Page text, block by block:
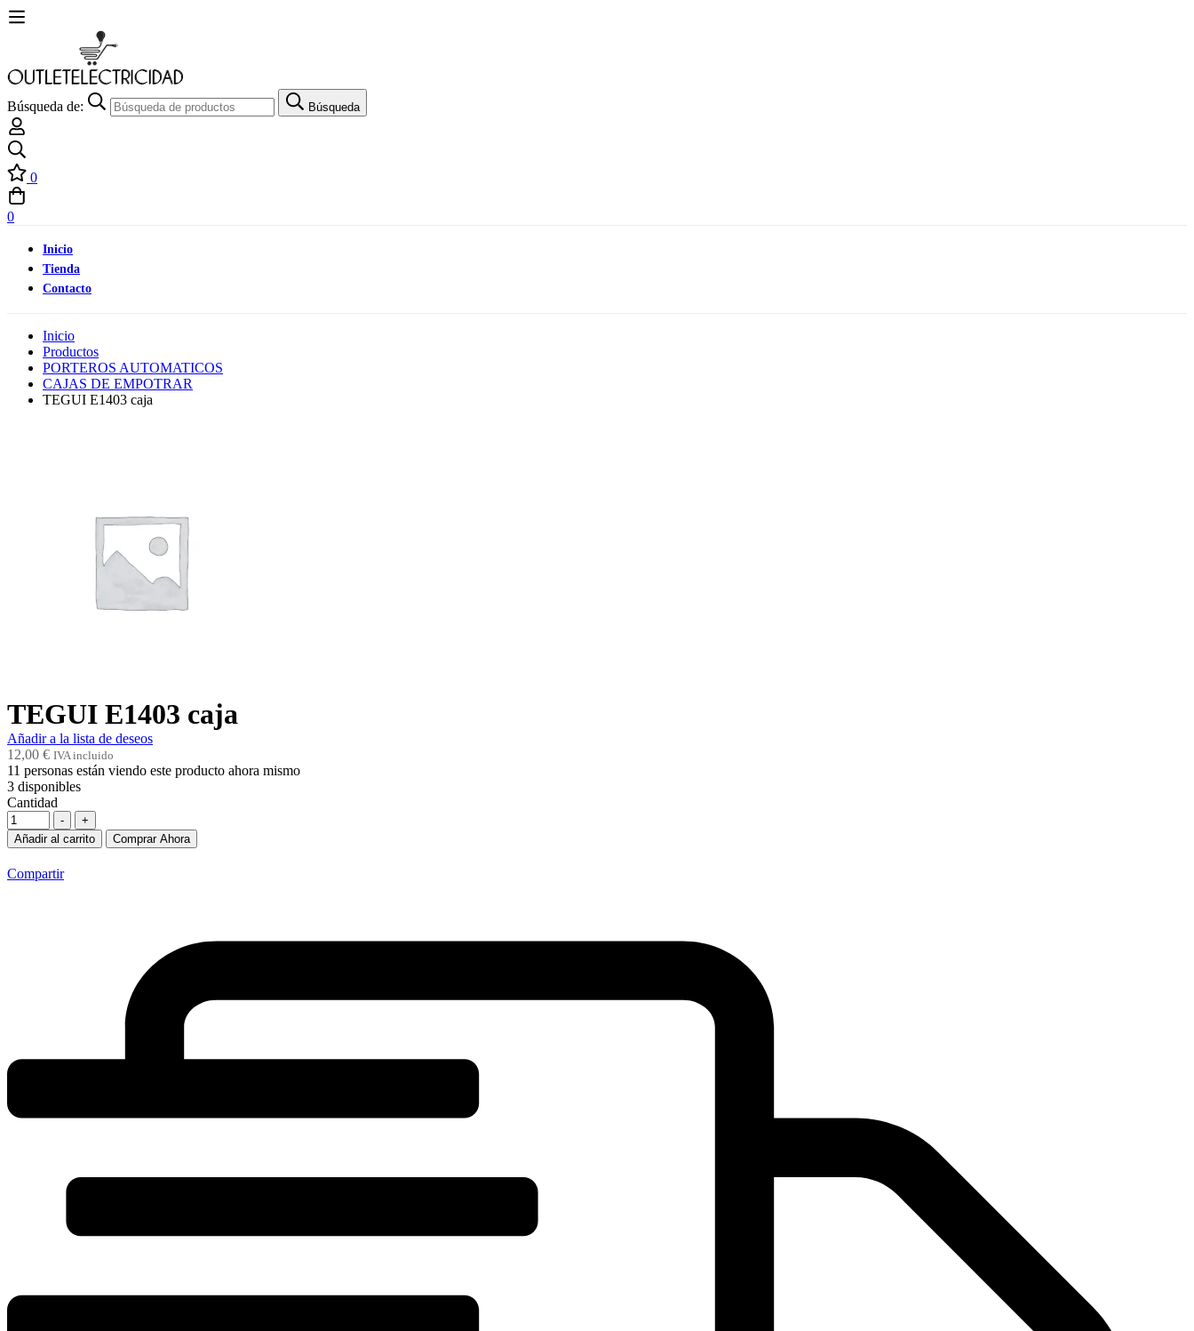
Búsqueda de: Búsqueda
0
0
Inicio
Tienda
Contacto
Inicio
Productos
PORTEROS AUTOMATICOS
CAJAS DE EMPOTRAR
TEGUI E1403 caja
TEGUI E1403 caja
Añadir a la lista de deseos
12,00 € IVA incluido
11 personas están viendo este producto ahora mismo
3 disponibles
Cantidad
-
+
Añadir al carrito
Comprar Ahora
Compartir